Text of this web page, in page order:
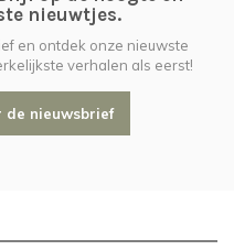
nieuwtjes.
en ontdek onze nieuwste
verhalen als eerst!
de nieuwsbrief